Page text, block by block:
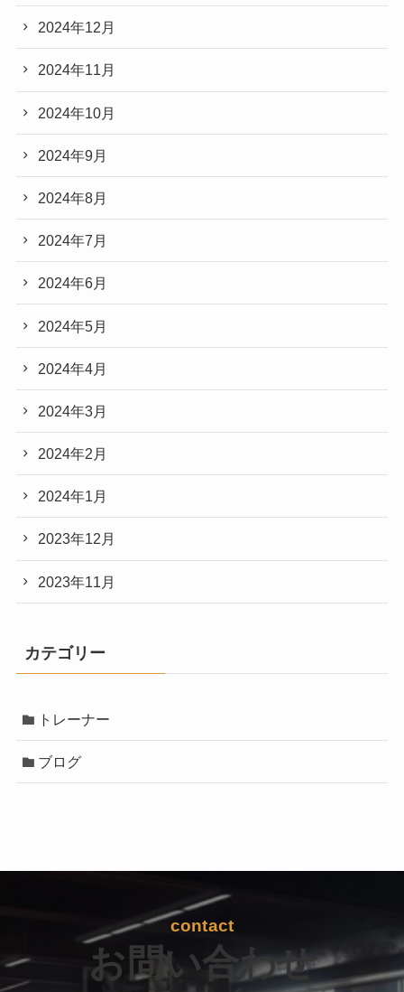
2024年12月
2024年11月
2024年10月
2024年9月
2024年8月
2024年7月
2024年6月
2024年5月
2024年4月
2024年3月
2024年2月
2024年1月
2023年12月
2023年11月
カテゴリー
トレーナー
ブログ
contact
お問い合わせ